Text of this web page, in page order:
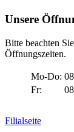
Unsere
Bitte beachten
Öffnungszeiten.
Mo-Do:
Fr:
Filialseite